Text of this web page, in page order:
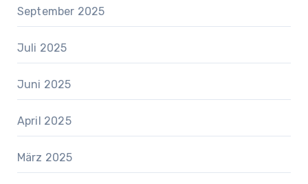
September 2025
Juli 2025
Juni 2025
April 2025
März 2025